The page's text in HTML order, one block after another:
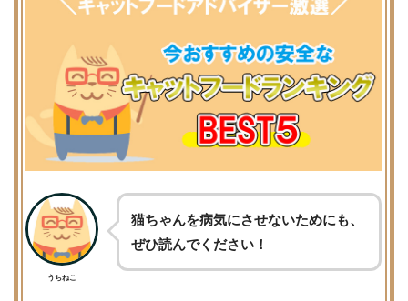
うちねこ
猫ちゃんを病気にさせないためにも、
ぜひ読んでください！